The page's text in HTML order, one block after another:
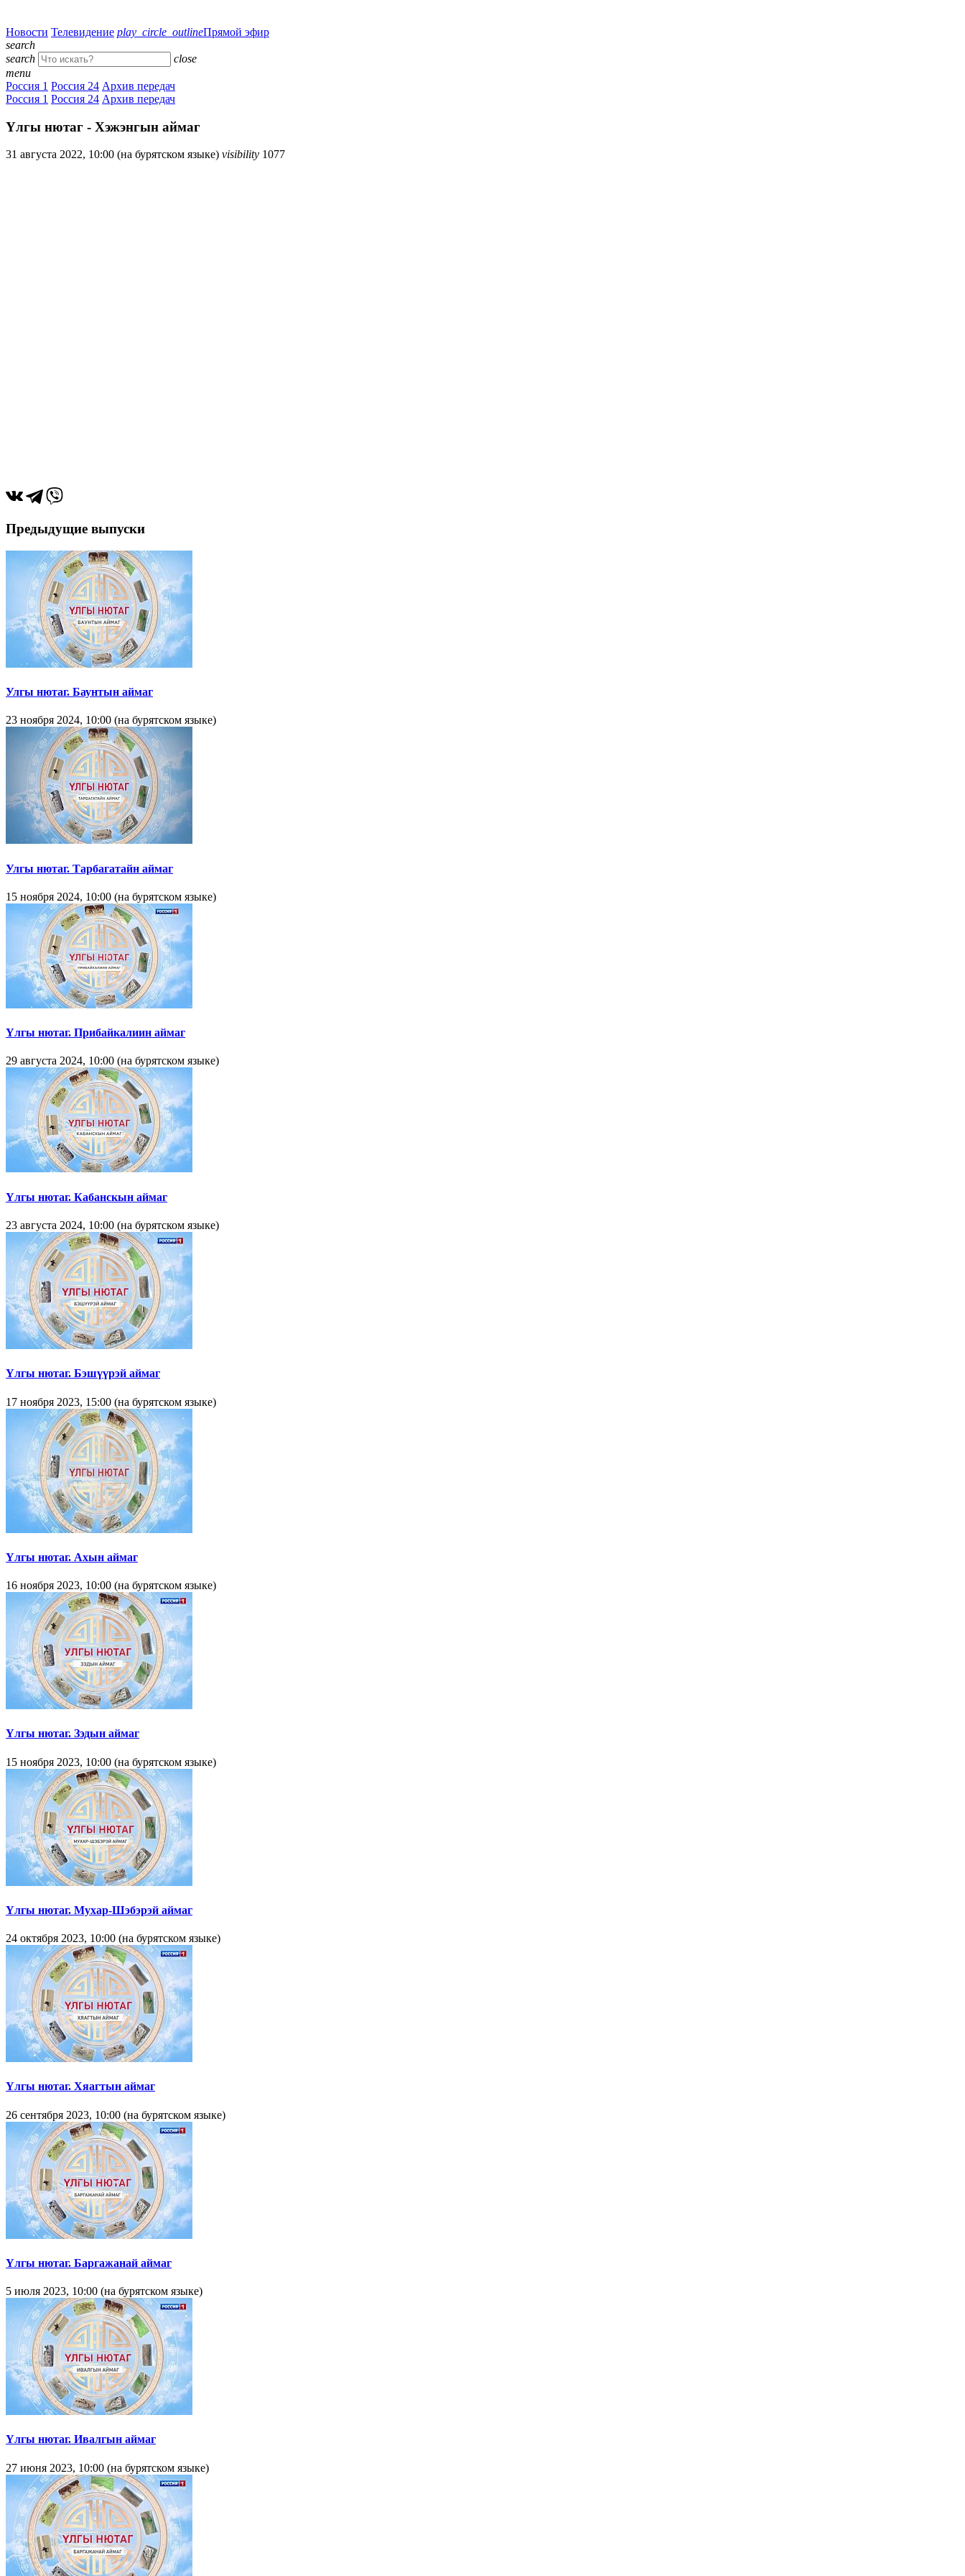
Новости Телевидение play_circle_outlineПрямой эфир
search
search
close
menu
Россия 1 Россия 24 Архив передач
Россия 1 Россия 24 Архив передач
Yлгы нютаг - Хэжэнгын аймаг
31 августа 2022, 10:00 (на бурятском языке) visibility 1077
Предыдущие выпуски
Улгы нютаг. Баунтын аймаг
23 ноября 2024, 10:00 (на бурятском языке)
Улгы нютаг. Тарбагатайн аймаг
15 ноября 2024, 10:00 (на бурятском языке)
Yлгы нютаг. Прибайкалиин аймаг
29 августа 2024, 10:00 (на бурятском языке)
Yлгы нютаг. Кабанскын аймаг
23 августа 2024, 10:00 (на бурятском языке)
Yлгы нютаг. Бэшүүрэй аймаг
17 ноября 2023, 15:00 (на бурятском языке)
Үлгы нютаг. Ахын аймаг
16 ноября 2023, 10:00 (на бурятском языке)
Yлгы нютаг. Зэдын аймаг
15 ноября 2023, 10:00 (на бурятском языке)
Yлгы нютаг. Мухар-Шэбэрэй аймаг
24 октября 2023, 10:00 (на бурятском языке)
Yлгы нютаг. Хяагтын аймаг
26 сентября 2023, 10:00 (на бурятском языке)
Yлгы нютаг. Баргажанай аймаг
5 июля 2023, 10:00 (на бурятском языке)
Yлгы нютаг. Ивалгын аймаг
27 июня 2023, 10:00 (на бурятском языке)